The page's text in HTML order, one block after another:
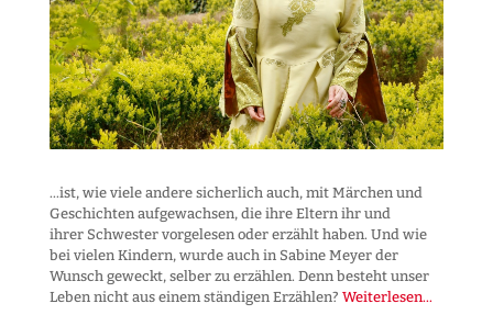
...ist, wie viele andere sicherlich auch, mit Märchen und
Geschichten aufgewachsen, die ihre Eltern ihr und
ihrer Schwester vorgelesen oder erzählt haben. Und wie
bei vielen Kindern, wurde auch in Sabine Meyer der
Wunsch geweckt, selber zu erzählen. Denn besteht unser
Leben nicht aus einem ständigen Erzählen? Weiterlesen...